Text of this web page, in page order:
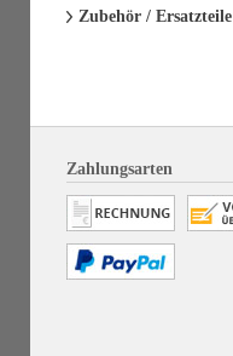
Zubehör / Ersatzteile
Zahlungsarten